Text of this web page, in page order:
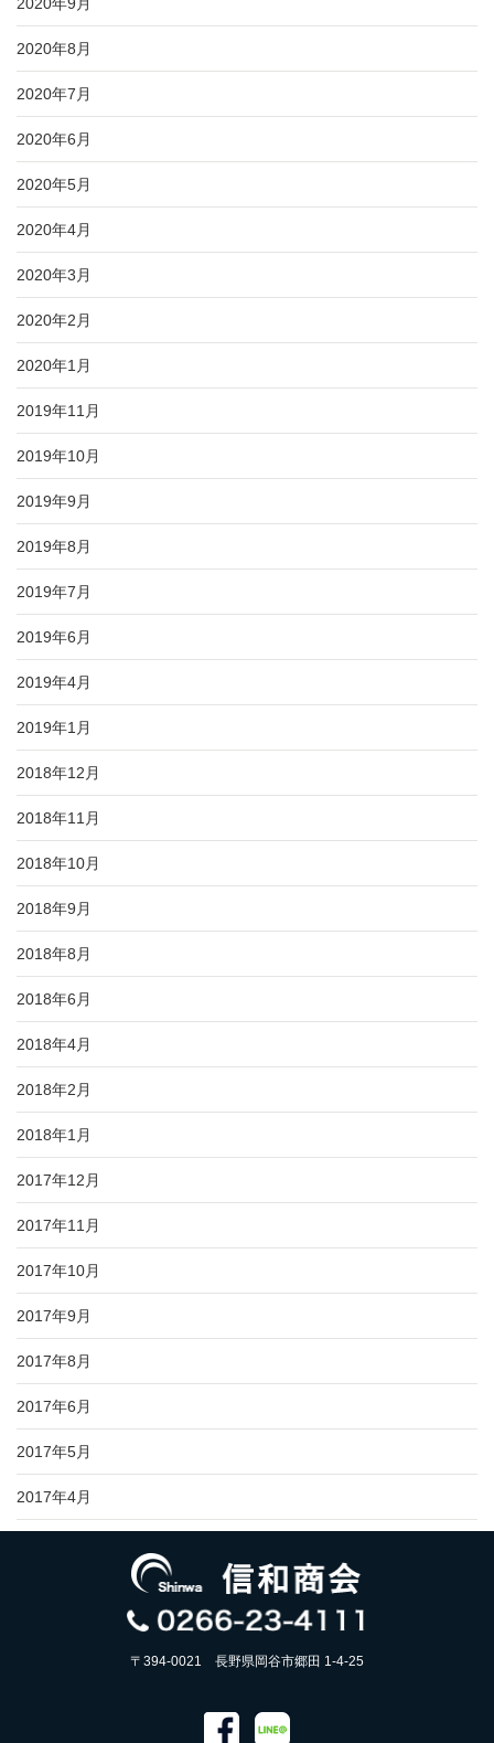
2020年8月
2020年7月
2020年6月
2020年5月
2020年4月
2020年3月
2020年2月
2020年1月
2019年11月
2019年10月
2019年9月
2019年8月
2019年7月
2019年6月
2019年4月
2019年1月
2018年12月
2018年11月
2018年10月
2018年9月
2018年8月
2018年6月
2018年4月
2018年2月
2018年1月
2017年12月
2017年11月
2017年10月
2017年9月
2017年8月
2017年6月
2017年5月
2017年4月
〒394-0021 長野県岡谷市郷田 1-4-25
facebook